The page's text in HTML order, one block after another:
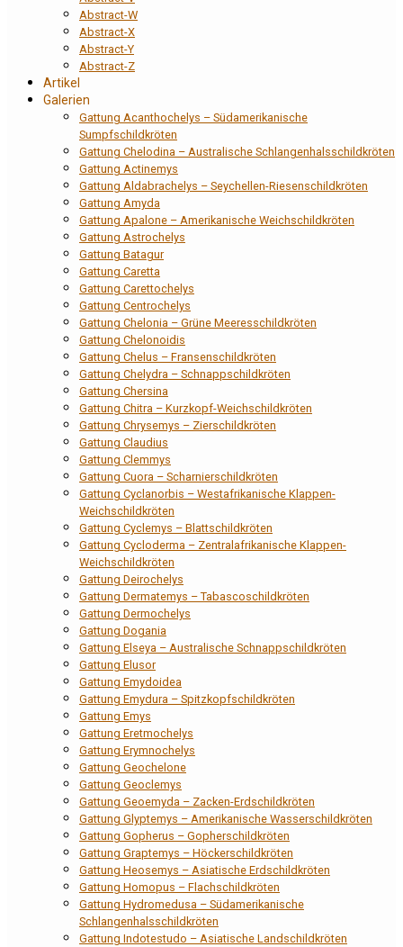
Abstract-W
Abstract-X
Abstract-Y
Abstract-Z
Artikel
Galerien
Gattung Acanthochelys – Südamerikanische
Sumpfschildkröten
Gattung Chelodina – Australische Schlangenhalsschildkröten
Gattung Actinemys
Gattung Aldabrachelys – Seychellen-Riesenschildkröten
Gattung Amyda
Gattung Apalone – Amerikanische Weichschildkröten
Gattung Astrochelys
Gattung Batagur
Gattung Caretta
Gattung Carettochelys
Gattung Centrochelys
Gattung Chelonia – Grüne Meeresschildkröten
Gattung Chelonoidis
Gattung Chelus – Fransenschildkröten
Gattung Chelydra – Schnappschildkröten
Gattung Chersina
Gattung Chitra – Kurzkopf-Weichschildkröten
Gattung Chrysemys – Zierschildkröten
Gattung Claudius
Gattung Clemmys
Gattung Cuora – Scharnierschildkröten
Gattung Cyclanorbis – Westafrikanische Klappen-
Weichschildkröten
Gattung Cyclemys – Blattschildkröten
Gattung Cycloderma – Zentralafrikanische Klappen-
Weichschildkröten
Gattung Deirochelys
Gattung Dermatemys – Tabascoschildkröten
Gattung Dermochelys
Gattung Dogania
Gattung Elseya – Australische Schnappschildkröten
Gattung Elusor
Gattung Emydoidea
Gattung Emydura – Spitzkopfschildkröten
Gattung Emys
Gattung Eretmochelys
Gattung Erymnochelys
Gattung Geochelone
Gattung Geoclemys
Gattung Geoemyda – Zacken-Erdschildkröten
Gattung Glyptemys – Amerikanische Wasserschildkröten
Gattung Gopherus – Gopherschildkröten
Gattung Graptemys – Höckerschildkröten
Gattung Heosemys – Asiatische Erdschildkröten
Gattung Homopus – Flachschildkröten
Gattung Hydromedusa – Südamerikanische
Schlangenhalsschildkröten
Gattung Indotestudo – Asiatische Landschildkröten